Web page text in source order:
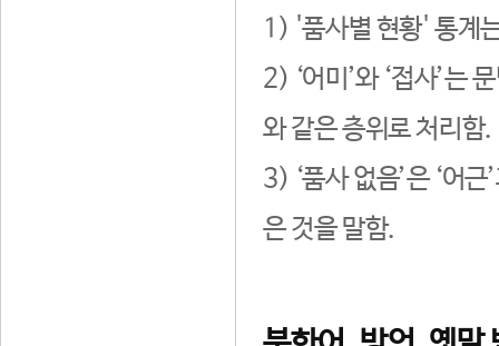
1) '품사별 현황' 통계
2) ‘어미’와 ‘접사’는
와 같은 층위로 처리함.
3) ‘품사 없음’은 ‘어
은 것을 말함.